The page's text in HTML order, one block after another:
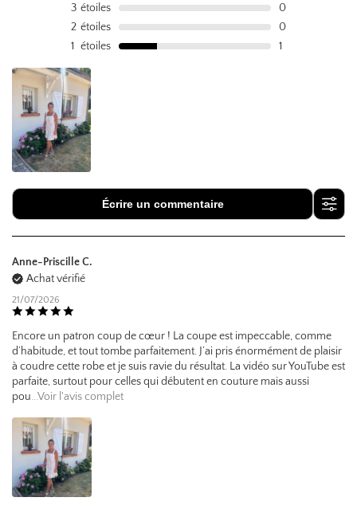
3 étoiles
0
2 étoiles
0
1 étoiles 1
Écrire un commentaire
Anne-Priscille C.
Achat vérifié
21/07/2026
Encore un patron coup de cœur ! La coupe est impeccable, comme
d’habitude, et tout tombe parfaitement. J’ai pris énormément de plaisir
à coudre cette robe et je suis ravie du résultat. La vidéo sur YouTube est
parfaite, surtout pour celles qui débutent en couture mais aussi
pou...Voir l'avis complet